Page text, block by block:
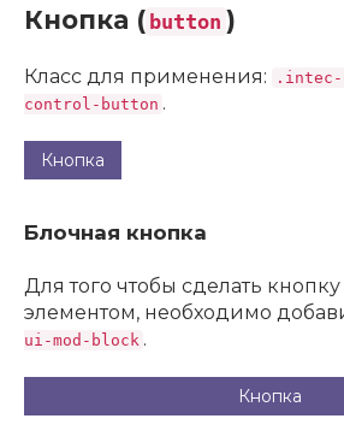
Кнопка ( button )
Класс для применения:
control-button .
Кнопка
Блочная кнопка
Для того чтобы сделать
элементом, необходимо
ui-mod-block .
Кнопка